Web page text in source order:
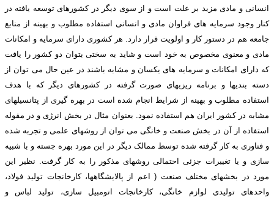
انسانی و مادی مزید بر علت است و از سوی دیگر در کشورهای توسعه یافته در
کنار وجود سرمایه های فراوان مادی و انسانی استفاده مطلوب و بهینه از منابع
جامعه هم در دستور کار و اولویت قرار دارد. هر کشوری دارای سرمایه و امکانات
مادی و معنوی مخصوص به خود است و شاید به سختی بتوان دو کشور را یافت
که دارای امکانات و سرمایه های یکسان و مشابه باشند در عین حال می توان از
دسته بندیها و برنامه ریزیهای صورت گرفته در کشورهای دیگر که با هدف
استفاده مطلوب و بهینه از شرایط انجام شده است در بهره گیری از پتانسیلهای
مشابه در کشور ایران هم استفاده نمود. بعنوان مثال در بخش انرژی و در مقوله
استفاده از آن در بخش صنعت و خانگی می توان از روشهای علمی و تجربه شده
و فناوری به کار گرفته شده توسط ممالک دیگر در این مورد بهره جسته و با شبیه
سازی و یا تغییرات جزئی احتمالی روشهای مذکور را به کار گرفت. نظیر این
مورد در بخشهای مختلف صنعت ( اعم از پالایشگاهها، کارخانجات تولید فولاد،
واحدهای تولیدی لوازم خانگی، کارخانجات اتومبیل سازی، تولید لباس و